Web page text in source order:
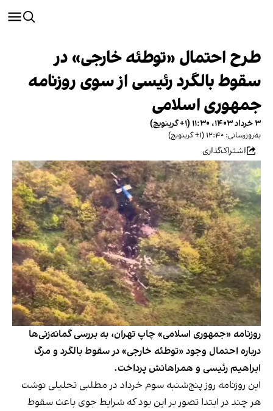
طرح احتمال «توطئه خارجی» در
سقوط بالگرد رئیسی از سوی روزنامه
جمهوری اسلامی
۳ خرداد ۱۴۰۳، ۱۱:۳۰ (‎+۱ گرینویچ)
به‌روزرسانی: ۱۲:۴۰ (‎+۱ گرینویچ)
اشتراک‌گذاری
روزنامه «جمهوری اسلامی» چاپ تهران، به بررسی گمانه‌زنی‌ها
درباره احتمال وجود «توطئه خارجی» در سقوط بالگرد و مرگ
ابراهیم رئیسی و همراهانش پرداخت.
این روزنامه روز پنج‌شنبه سوم خرداد در مطلبی تحلیلی نوشت
هر چند در ابتدا تصور بر این بود که شرایط جوی باعث سقوط